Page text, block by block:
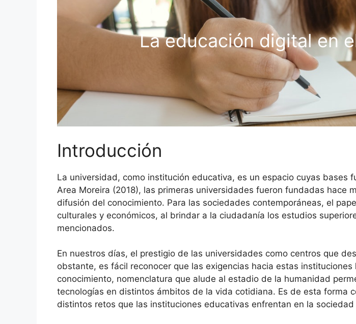
La educación digital en
Introducción
La universidad, como institución educativa, es un espacio cuyas bases
Area Moreira (2018), las primeras universidades fueron fundadas hace
difusión del conocimiento. Para las sociedades contemporáneas, el
culturales y económicos, al brindar a la ciudadanía los estudios
mencionados.
En nuestros días, el prestigio de las universidades como centros que
obstante, es fácil reconocer que las exigencias hacia estas
conocimiento, nomenclatura que alude al estadio de la humanidad
tecnologías en distintos ámbitos de la vida cotidiana. Es de esta forma
distintos retos que las instituciones educativas enfrentan en la